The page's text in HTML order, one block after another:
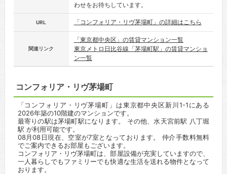
わせをお待ちしています。
URL 「コンフォリア・リヴ茅場町」の詳細はこちら
関連リンク
「東京都中央区」の賃貸マンション一覧
東京メトロ日比谷線「茅場町駅」の賃貸マンショ
ン一覧
コンフォリア・リヴ茅場町
「コンフォリア・リヴ茅場町」は東京都中央区新川1-1にある
2026年築の10階建のマンションです。
最寄りの駅は茅場町駅になります。 その他、水天宮前駅 八丁堀
駅 が利用可能です。
08月08日現在、空室が7室となっております。 仲介手数料無料
でご案内できるお部屋もございます。
コンフォリア・リヴ茅場町は、部屋設備が充実していますので、
一人暮らしでもファミリーでも快適な生活を送れる物件となって
おります。